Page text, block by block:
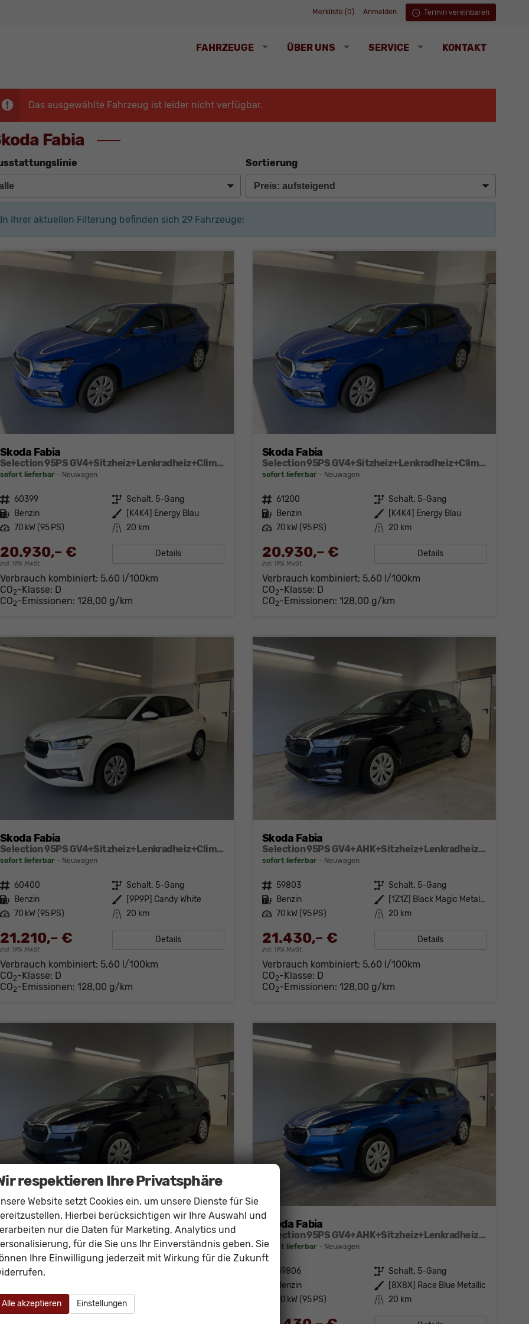
Merkliste (0) Anmelden Termin vereinbaren
FAHRZEUGE ÜBER UNS SERVICE KONTAKT
Das ausgewählte Fahrzeug ist leider nicht verfügbar.
Fabia
Sortierung
In Ihrer aktuellen Filterung befinden sich 29Fahrzeuge:
Skoda Fabia
Selection 95PS GV4+Sitzheiz+Lenkradheiz+Climatronic+Sunset+AppConnect+PDC
sofort lieferbar Neuwagen
Fahrzeugnr. 60399 Getriebe Schalt. 5-Gang
Kraftstoff Benzin Außenfarbe
[K4K4] Energy Blau
Leistung 70 kW (95 PS) Kilometerstand 20 km
20.930,– €
incl. 19% MwSt.
Details
Verbrauch kombiniert: 5,60 l/100km
CO2-Klasse: D
CO2-Emissionen: 128,00 g/km
Skoda Fabia
Selection 95PS GV4+Sitzheiz+Lenkradheiz+Climatronic+Sunset+AppConnect+PDC
sofort lieferbar Neuwagen
Fahrzeugnr. 61200 Getriebe Schalt. 5-Gang
Kraftstoff Benzin Außenfarbe
[K4K4] Energy Blau
Leistung 70 kW (95 PS) Kilometerstand 20 km
20.930,– €
incl. 19% MwSt.
Details
Verbrauch kombiniert: 5,60 l/100km
CO2-Klasse: D
CO2-Emissionen: 128,00 g/km
Skoda Fabia
Selection 95PS GV4+Sitzheiz+Lenkradheiz+Climatronic+Sunset+AppConnect+PDC
sofort lieferbar Neuwagen
Fahrzeugnr. 60400 Getriebe Schalt. 5-Gang
Kraftstoff Benzin Außenfarbe
[9P9P] Candy White
Leistung 70 kW (95 PS) Kilometerstand 20 km
21.210,– €
incl. 19% MwSt.
Details
Verbrauch kombiniert: 5,60 l/100km
CO2-Klasse: D
CO2-Emissionen: 128,00 g/km
Skoda Fabia
Selection 95PS GV4+AHK+Sitzheiz+Lenkradheiz+Climatronic+Tempomat+PDC
sofort lieferbar Neuwagen
Fahrzeugnr. 59803 Getriebe Schalt. 5-Gang
Kraftstoff Benzin Außenfarbe
[1Z1Z] Black Magic Metallic
Leistung 70 kW (95 PS) Kilometerstand 20 km
21.430,– €
incl. 19% MwSt.
Details
Verbrauch kombiniert: 5,60 l/100km
CO2-Klasse: D
CO2-Emissionen: 128,00 g/km
Skoda Fabia
Selection 95PS GV4+AHK+Sitzheiz+Lenkradheiz+Climatronic+Tempomat+PDC
sofort lieferbar Neuwagen
Fahrzeugnr. 59804
Leistung 70 kW (95 PS) Kilometerstand 20 km
Skoda Fabia
Selection 95PS GV4+AHK+Sitzheiz+Lenkradheiz+Climatronic+Tempomat+PDC
sofort lieferbar Neuwagen
59806 Getriebe Schalt. 5-Gang
Benzin Außenfarbe
[8X8X] Race Blue Metallic
70 kW (95 PS) Kilometerstand 20 km
respektieren Ihre Privatsphäre
Website setzt Cookies ein, um unsere Dienste für Sie
Hierbei berücksichtigen wir Ihre Auswahl und
nur die Daten für Marketing, Analytics und
für die Sie uns Ihr Einverständnis geben. Sie
Ihre Einwilligung jederzeit mit Wirkung für die Zukunft
Alle akzeptieren Einstellungen